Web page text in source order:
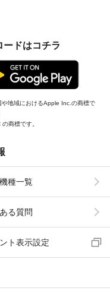
ドはコチラ
地域におけるApple Inc.の商標で
商標です。
種一覧
る質問
ト表示設定